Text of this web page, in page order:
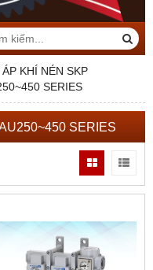
KHÍ NÉN SKP
SERIES
SERIES